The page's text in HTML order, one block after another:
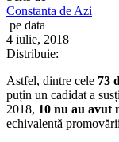
Constanta de Azi
pe data
4 iulie, 2018
Distribuie:
Astfel, dintre cele 73
puțin un cadidat a
2018, 10 nu au avut
echivalentă